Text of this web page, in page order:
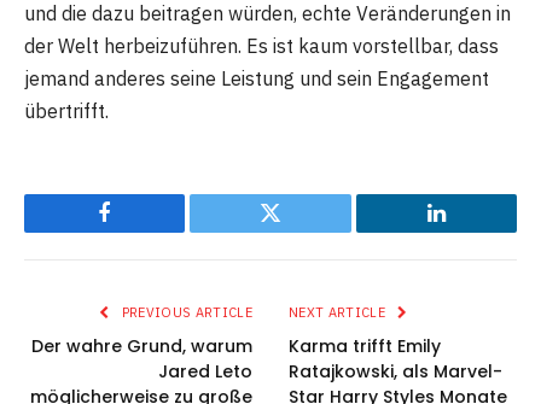
und die dazu beitragen würden, echte Veränderungen in
der Welt herbeizuführen. Es ist kaum vorstellbar, dass
jemand anderes seine Leistung und sein Engagement
übertrifft.
Facebook Twitter LinkedIn
PREVIOUS ARTICLE
Der wahre Grund, warum
Jared Leto
möglicherweise zu große
NEXT ARTICLE
Karma trifft Emily
Ratajkowski, als Marvel-
Star Harry Styles Monate